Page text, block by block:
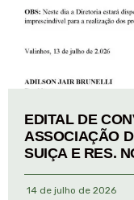
EDITAL DE
ASSOCIAÇÃO
SUIÇA E RES.
14 de julho de 2026